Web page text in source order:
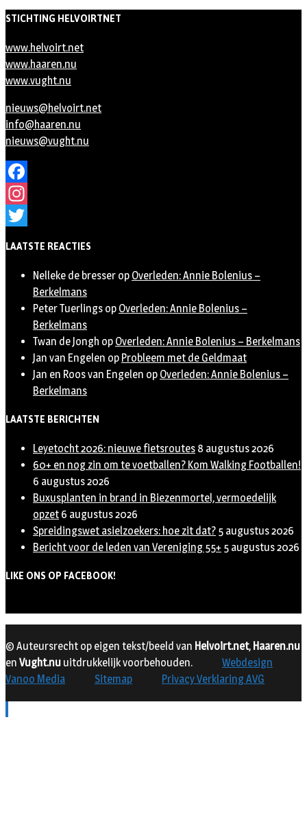
STICHTING HELVOIRTNET
www.helvoirt.net
www.haaren.nu
www.vught.nu
nieuws@helvoirt.net
info@haaren.nu
nieuws@vught.nu
Facebook
Instagram
LAATSTE REACTIES
Nelleke de bresser op Overleden: Annie Bolenius –
Berkelmans
Peter Tuerlings op Overleden: Annie Bolenius –
Berkelmans
Twan de Jongh op Overleden: Annie Bolenius – Berkelmans
Jan van Engelen op Probleem met de Geldmaat
Jan en Roos van Engelen op Overleden: Annie Bolenius –
Berkelmans
LAATSTE BERICHTEN
Leyetocht 2026: nieuwe fietsroutes 8 augustus 2026
60+ en nog zin om te voetballen? Kom Walking Footballen!
6 augustus 2026
Buxusplanten in brand in Biezenmortel, vermoedelijk
opzet 6 augustus 2026
Spreidingswet asielzoekers: hoe zit dat? 5 augustus 2026
Bericht voor de leden van Vereniging 55+ 5 augustus 2026
LIKE ONS OP FACEBOOK!
© Auteursrecht op eigen tekst/beeld van Helvoirt.net, Haaren.nu
en Vught.nu uitdrukkelijk voorbehouden.
Webdesign
Vanoo Media
Sitemap Privacy Verklaring AVG